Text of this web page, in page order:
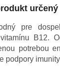
určený
pre
B12.
potrebou
podpory